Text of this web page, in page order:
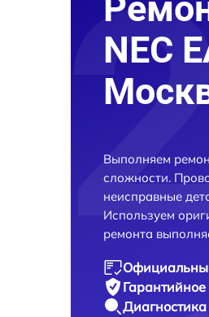
NEC
Выполняем
сложности.
неисправные
Используем
ремонта